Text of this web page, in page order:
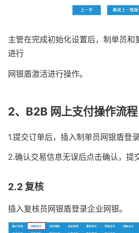
主管在完成初始化设置后，制单员和
进行
网银盾激活进行操作。
2、B2B 网上支付操作流
1.提交订单后，插入制单员网银盾登
2.确认交易信息无误后点击确认，提
2.2 复核
插入复核员网银盾登录企业网银。